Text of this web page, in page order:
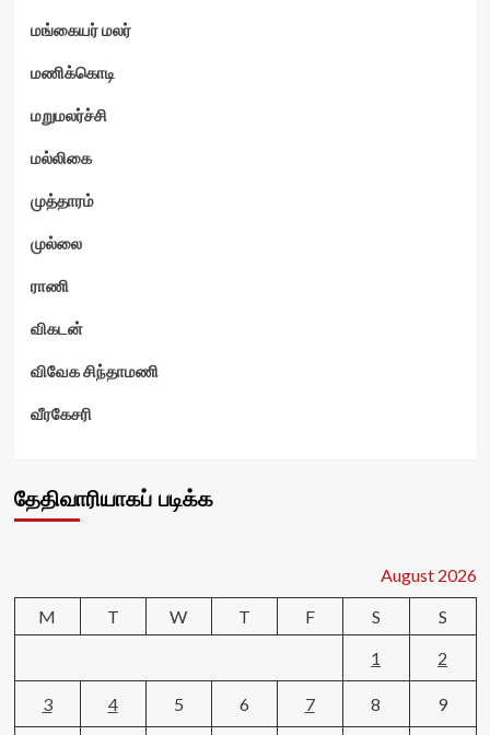
மங்கையர் மலர்
மணிக்கொடி
மறுமலர்ச்சி
மல்லிகை
முத்தாரம்
முல்லை
ராணி
விகடன்
விவேக சிந்தாமணி
வீரகேசரி
தேதிவாரியாகப் படிக்க
August 2026
M
T W T F S
S
1
2
3 4 5 6 7 8 9